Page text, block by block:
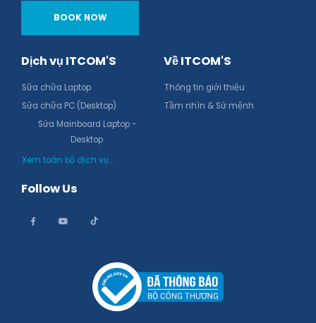
BOOK NOW
Dịch vụ ITCOM'S
Sữa chữa Laptop
Sửa chữa PC (Desktop)
Sửa Mainboard Laptop -
Desktop
Xem toàn bộ dịch vụ...
Về ITCOM'S
Thông tin giới thiệu
Tầm nhìn & Sứ mệnh
Follow Us